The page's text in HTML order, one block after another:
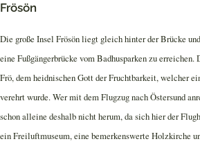
Frösön
Die große Insel Frösön liegt gleich hinter der Brücke
eine Fußgängerbrücke vom Badhusparken zu erreichen.
Frö, dem heidnischen Gott der Fruchtbarkeit, welcher
verehrt wurde. Wer mit dem Flugzug nach Östersund
schon alleine deshalb nicht herum, da sich hier der
ein Freiluftmuseum, eine bemerkenswerte Holzkirche